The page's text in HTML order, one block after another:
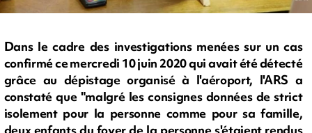
Dans le cadre des investigations menées sur un cas
confirmé ce mercredi 10 juin 2020 qui avait été détecté
grâce au dépistage organisé à l'aéroport, l'ARS a
constaté que "malgré les consignes données de strict
isolement pour la personne comme pour sa famille,